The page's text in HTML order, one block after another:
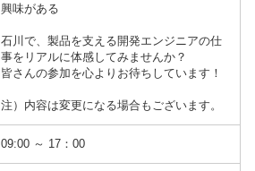
興味がある
石川で、製品を支える開発エンジニアの仕
事をリアルに体感してみませんか？
皆さんの参加を心よりお待ちしています！
注）内容は変更になる場合もございます。
09:00 ～ 17：00